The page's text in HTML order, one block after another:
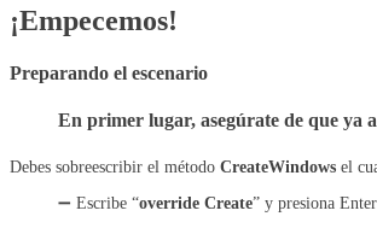
¡Empecemos!
Preparando el escenario
En primer lugar, asegúrate de que ya
Debes sobreescribir el método CreateWindows el
➖ Escribe “override Create” y presiona